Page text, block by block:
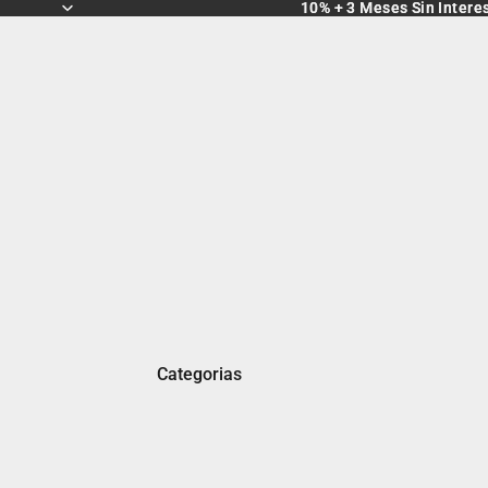
10% + 3 Meses Sin
10% + 3 Meses Sin
Categorias